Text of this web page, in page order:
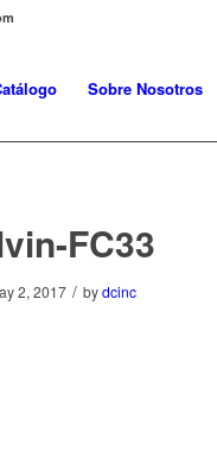
Sobre Nosotros
FC33
2, 2017 / bydcinc